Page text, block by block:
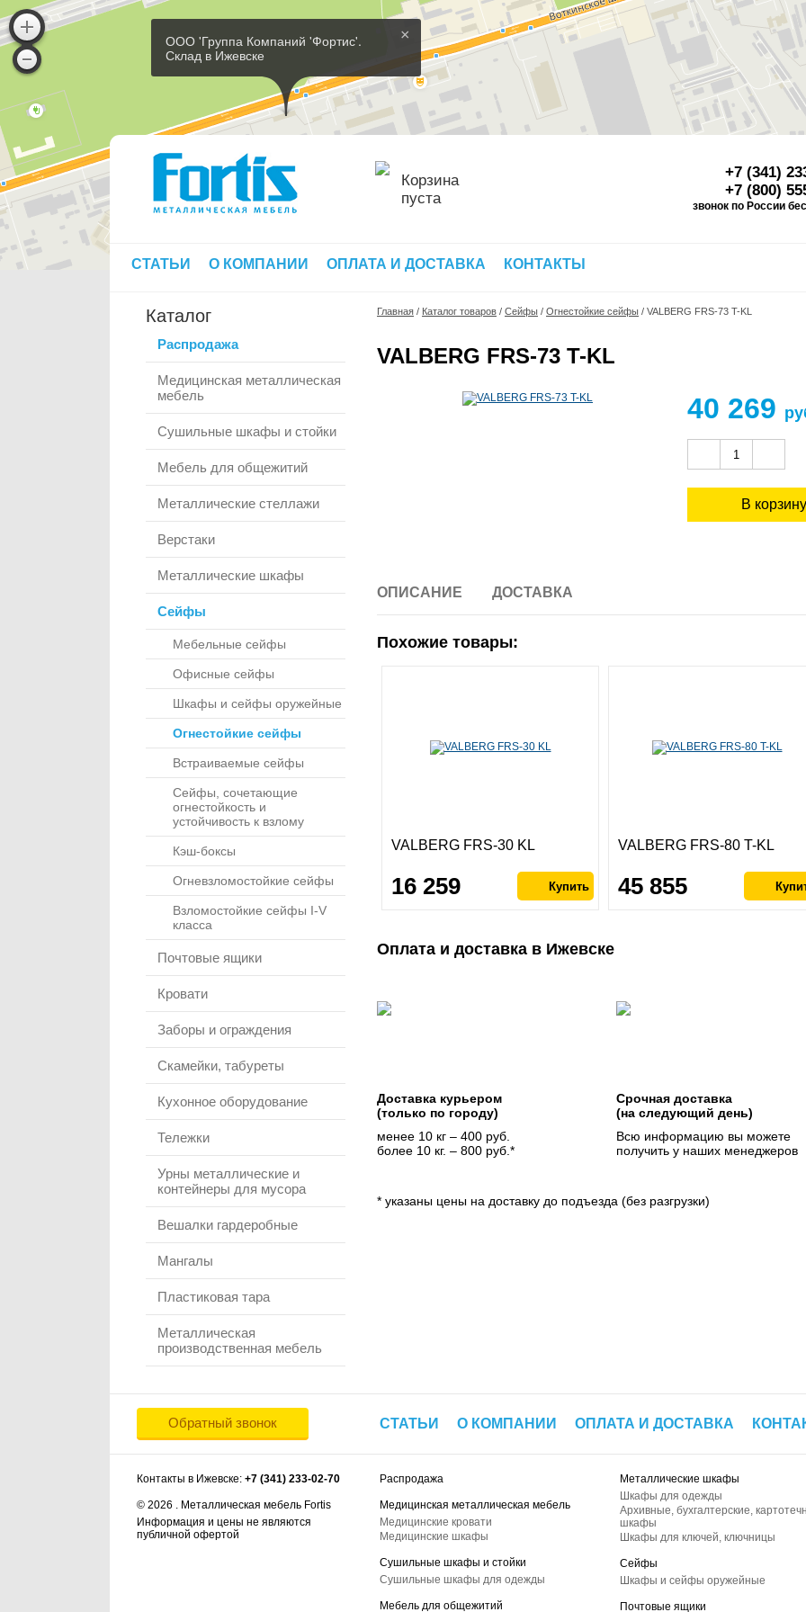
×
ООО 'Группа Компаний 'Фортис'.
Склад в Ижевске
Корзина
пуста
+7 (341)
+7 (800)
звонок по России
СТАТЬИ О КОМПАНИИ ОПЛАТА И ДОСТАВКА КОНТАКТЫ
Каталог
Распродажа
Медицинская металлическая
мебель
Сушильные шкафы и стойки
Мебель для общежитий
Металлические стеллажи
Верстаки
Металлические шкафы
Сейфы
Мебельные сейфы
Офисные сейфы
Шкафы и сейфы оружейные
Огнестойкие сейфы
Встраиваемые сейфы
Сейфы, сочетающие
огнестойкость и
устойчивость к взлому
Кэш-боксы
Огневзломостойкие сейфы
Взломостойкие сейфы I-V
класса
Почтовые ящики
Кровати
Заборы и ограждения
Скамейки, табуреты
Кухонное оборудование
Тележки
Урны металлические и
контейнеры для мусора
Вешалки гардеробные
Мангалы
Пластиковая тара
Металлическая
производственная мебель
Главная / Каталог товаров / Сейфы / Огнестойкие сейфы / VALBERG FRS-73 T-KL
VALBERG FRS-73 T-KL
40 269
ОПИСАНИЕ ДОСТАВКА
Похожие товары:
VALBERG FRS-30 KL
16 259
VALBERG FRS-80 T-KL
45 855
Оплата и доставка в Ижевске
Доставка курьером
(только по городу)
менее 10 кг – 400 руб.
более 10 кг. – 800 руб.*
Срочная доставка
(на следующий день)
Всю информацию вы можете
получить у наших менеджеров
* указаны цены на доставку до подъезда (без разгрузки)
Обратный звонок СТАТЬИ О КОМПАНИИ ОПЛАТА И ДОСТАВКА
Контакты в Ижевске: +7 (341) 233-02-70
© 2026 . Металлическая мебель Fortis
Информация и цены не являются
публичной офертой
Распродажа
Медицинская металлическая мебель
Медицинские кровати
Медицинские шкафы
Сушильные шкафы и стойки
Сушильные шкафы для одежды
Мебель для общежитий
Металлические шкафы
Шкафы для одежды
Архивные, бухгалтерские,
шкафы
Шкафы для ключей, ключницы
Сейфы
Шкафы и сейфы оружейные
Почтовые ящики